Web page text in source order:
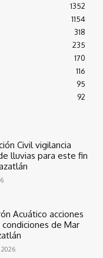
1352
1154
318
235
170
116
95
92
Civil vigilancia
lluvias para este fin
Acuático acciones
de Mar